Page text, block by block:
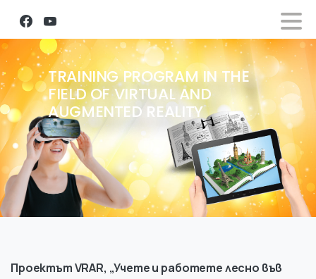
TRAINING PROGRAM IN THE
FIELD OF VIRTUAL AND
AUGMENTED REALITY
Проектът VRAR, „Учете и работете лесно във